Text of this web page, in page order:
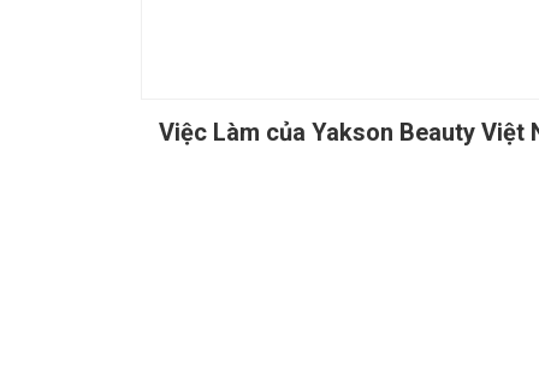
Việc Làm của Yakson Beauty Việt